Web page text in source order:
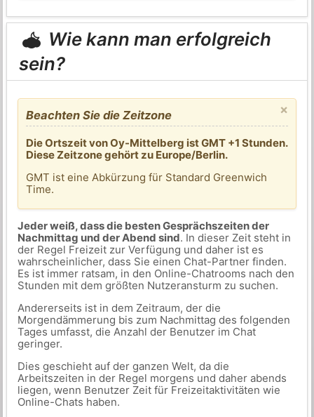
Wie kann man erfolgreich
sein?
×
Beachten Sie die Zeitzone
Die Ortszeit von Oy-Mittelberg ist GMT +1 Stunden.
Diese Zeitzone gehört zu Europe/Berlin.
GMT ist eine Abkürzung für Standard Greenwich
Time.
Jeder weiß, dass die besten Gesprächszeiten der
Nachmittag und der Abend sind. In dieser Zeit steht in
der Regel Freizeit zur Verfügung und daher ist es
wahrscheinlicher, dass Sie einen Chat-Partner finden.
Es ist immer ratsam, in den Online-Chatrooms nach den
Stunden mit dem größten Nutzeransturm zu suchen.
Andererseits ist in dem Zeitraum, der die
Morgendämmerung bis zum Nachmittag des folgenden
Tages umfasst, die Anzahl der Benutzer im Chat
geringer.
Dies geschieht auf der ganzen Welt, da die
Arbeitszeiten in der Regel morgens und daher abends
liegen, wenn Benutzer Zeit für Freizeitaktivitäten wie
Online-Chats haben.